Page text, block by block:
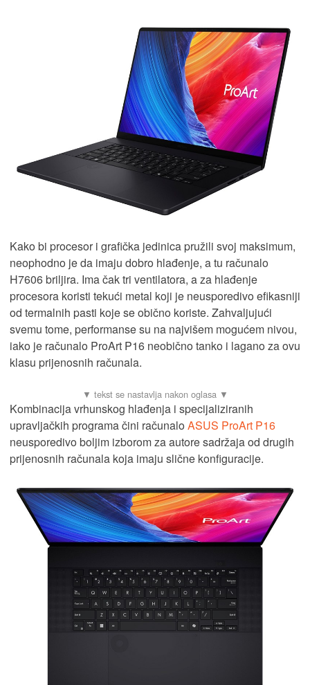
Kako bi procesor i grafička jedinica pružili svoj maksimum,
neophodno je da imaju dobro hlađenje, a tu računalo
H7606 briljira. Ima čak tri ventilatora, a za hlađenje
procesora koristi tekući metal koji je neusporedivo efikasniji
od termalnih pasti koje se obično koriste. Zahvaljujući
svemu tome, performanse su na najvišem mogućem nivou,
iako je računalo ProArt P16 neobično tanko i lagano za ovu
klasu prijenosnih računala.
Kombinacija vrhunskog hlađenja i specijaliziranih
upravljačkih programa čini računalo ASUS ProArt P16
neusporedivo boljim izborom za autore sadržaja od drugih
prijenosnih računala koja imaju slične konfiguracije.